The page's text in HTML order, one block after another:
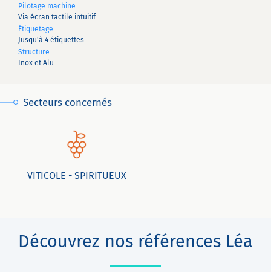
Pilotage machine
Via écran tactile intuitif
Étiquetage
Jusqu'à 4 étiquettes
Structure
Inox et Alu
Secteurs concernés
VITICOLE - SPIRITUEUX
Découvrez nos références Léa